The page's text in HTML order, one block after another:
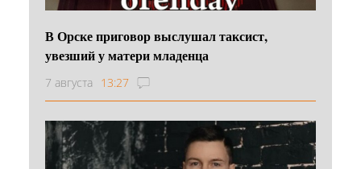
В Орске приговор выслушал таксист,
увезший у матери младенца
7 августа 13:27